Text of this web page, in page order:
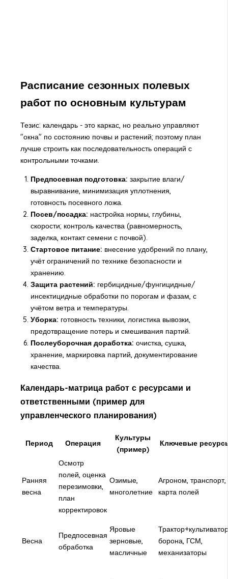
Расписание сезонных полевых
работ по основным культурам
Тезис: календарь - это каркас, но реально управляют
"окна" по состоянию почвы и растений; поэтому план
лучше строить как последовательность операций с
контрольными точками.
Предпосевная подготовка: закрытие влаги/
выравнивание, минимизация уплотнения,
готовность посевного ложа.
Посев/посадка: настройка нормы, глубины,
скорости; контроль качества (равномерность,
заделка, контакт семени с почвой).
Стартовое питание: внесение удобрений по плану,
учёт ограничений по технике безопасности и
хранению.
Защита растений: гербицидные/фунгицидные/
инсектицидные обработки по порогам и фазам, с
учётом ветра и температуры.
Уборка: готовность техники, логистика вывозки,
предотвращение потерь и смешивания партий.
Послеуборочная доработка: очистка, сушка,
хранение, маркировка партий, документирование
качества.
Календарь-матрица работ с ресурсами и
ответственными (пример для
управленческого планирования)
Период Операция
Культуры
(пример)
Ключевые
Ранняя
весна
Осмотр
полей, оценка
перезимовки,
план
корректировок
Озимые,
многолетние
Агроном, транспорт,
карта полей
Весна
Предпосевная
обработка
Яровые
зерновые,
масличные
борона, ГСМ,
механизаторы